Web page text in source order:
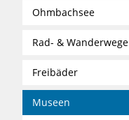
Ohmbachsee
Rad- & Wanderwege
Freibäder
Museen